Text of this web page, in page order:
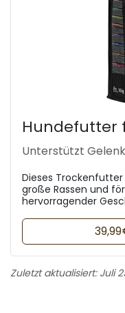
Hundefutter
Unterstützt
Dieses
große Rassen und
hervorragender
Zuletzt aktualisiert: Juli